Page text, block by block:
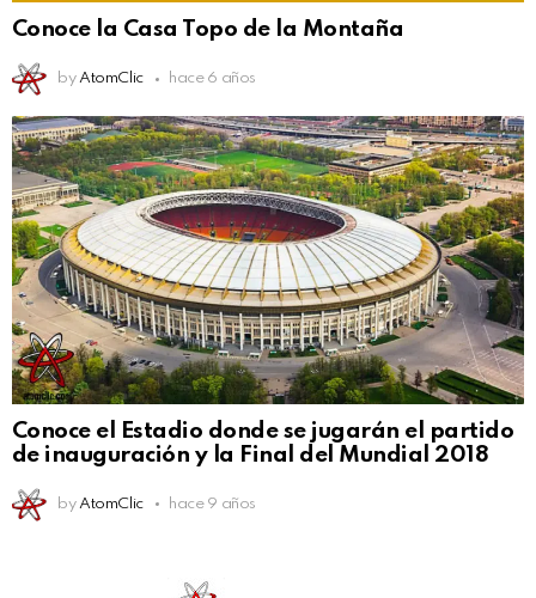
Conoce la Casa Topo de la Montaña
by AtomClic hace 6 años
Conoce el Estadio donde se jugarán el partido
de inauguración y la Final del Mundial 2018
by AtomClic hace 9 años